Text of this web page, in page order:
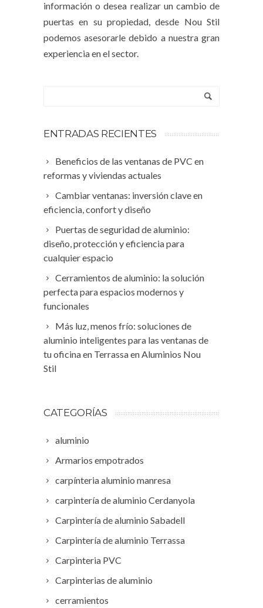
información o desea realizar un cambio de
puertas en su propiedad, desde Nou Stil
podemos asesorarle debido a nuestra gran
experiencia en el sector.
ENTRADAS RECIENTES
Beneficios de las ventanas de PVC en
reformas y viviendas actuales
Cambiar ventanas: inversión clave en
eficiencia, confort y diseño
Puertas de seguridad de aluminio:
diseño, protección y eficiencia para
cualquier espacio
Cerramientos de aluminio: la solución
perfecta para espacios modernos y
funcionales
Más luz, menos frío: soluciones de
aluminio inteligentes para las ventanas de
tu oficina en Terrassa en Aluminios Nou
Stil
CATEGORÍAS
aluminio
Armarios empotrados
carpínteria aluminio manresa
carpintería de aluminio Cerdanyola
Carpintería de aluminio Sabadell
Carpintería de aluminio Terrassa
Carpinteria PVC
Carpinterias de aluminio
cerramientos